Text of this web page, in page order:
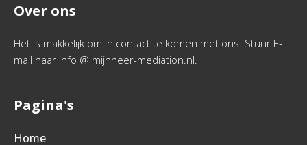
Over ons
Het is makkelijk om in contact te komen met ons. Stuur E-
mail naar info @ mijnheer-mediation.nl.
Pagina's
Home